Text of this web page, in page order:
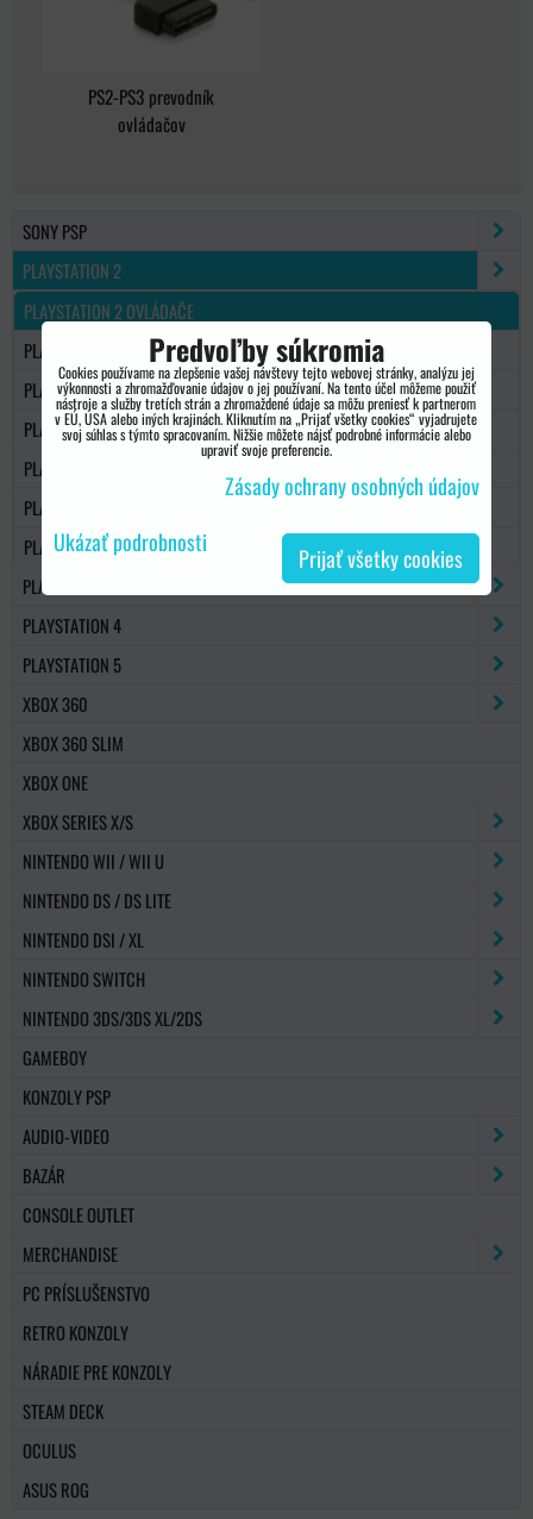
PS2-PS3 prevodník
ovládačov
SONY PSP
PLAYSTATION 2
PLAYSTATION 2 OVLÁDAČE
PLAYSTATION 2 PAM.KARTY
PLAYSTATION 2 NÁHRADNÉ DIELY
PLAYSTATION 2 KÁBLE
PLAYSTATION 2 KONZOLY
PLAYSTATION 2 UNDERCONTROL
PLAYSTATION 2 HRY
PLAYSTATION 3
PLAYSTATION 4
PLAYSTATION 5
XBOX 360
XBOX 360 SLIM
XBOX ONE
XBOX SERIES X/S
NINTENDO WII / WII U
NINTENDO DS / DS LITE
NINTENDO DSI / XL
NINTENDO SWITCH
NINTENDO 3DS/3DS XL/2DS
GAMEBOY
KONZOLY PSP
AUDIO-VIDEO
BAZÁR
CONSOLE OUTLET
MERCHANDISE
PC PRÍSLUŠENSTVO
RETRO KONZOLY
NÁRADIE PRE KONZOLY
STEAM DECK
OCULUS
ASUS ROG
Predvoľby súkromia
Cookies používame na zlepšenie vašej návštevy tejto webovej stránky, analýzu jej
výkonnosti a zhromažďovanie údajov o jej používaní. Na tento účel môžeme použiť
nástroje a služby tretích strán a zhromaždené údaje sa môžu preniesť k partnerom
v EÚ, USA alebo iných krajinách. Kliknutím na „Prijať všetky cookies“ vyjadrujete
svoj súhlas s týmto spracovaním. Nižšie môžete nájsť podrobné informácie alebo
upraviť svoje preferencie.
Zásady ochrany osobných údajov
Ukázať podrobnosti
Prijať všetky cookies